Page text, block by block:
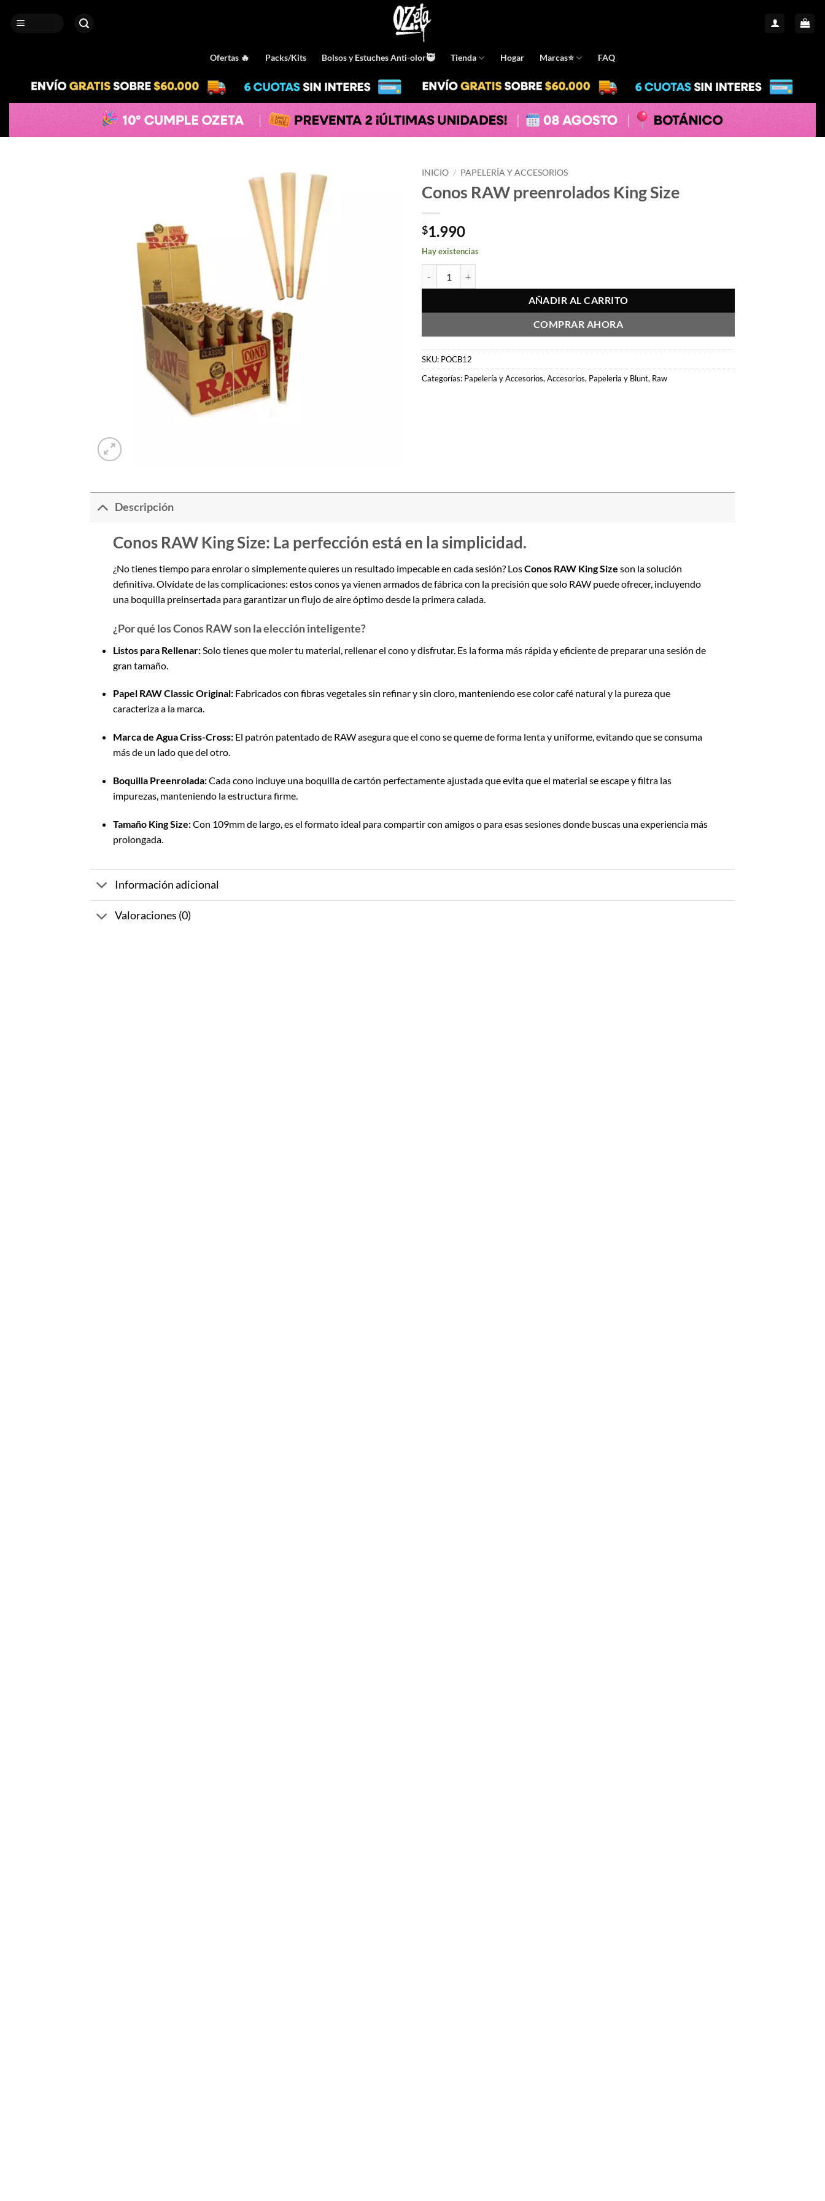
Ofertas 🔥 Packs/Kits Bolsos y Estuches Anti-olor🥷 Tienda Hogar Marcas⭐️ FAQ
INICIO / PAPELERÍA Y ACCESORIOS
Conos RAW preenrolados King Size
$1.990
Hay existencias
AÑADIR AL CARRITO
COMPRAR AHORA
SKU: POCB12
Categorías: Papelería y Accesorios, Accesorios, Papeleria y Blunt, Raw
Descripción
Conos RAW King Size: La perfección está en la simplicidad.
¿No tienes tiempo para enrolar o simplemente quieres un resultado impecable en cada sesión? LosConos RAW King Size son la solución
definitiva. Olvídate de las complicaciones: estos conos ya vienen armados de fábrica con la precisión que solo RAW puede ofrecer, incluyendo
una boquilla preinsertada para garantizar un flujo de aire óptimo desde la primera calada.
¿Por qué los Conos RAW son la elección inteligente?
Listos para Rellenar:Solo tienes que moler tu material, rellenar el cono y disfrutar. Es la forma más rápida y eficiente de preparar una sesión de
gran tamaño.
Papel RAW Classic Original:Fabricados con fibras vegetales sin refinar y sin cloro, manteniendo ese color café natural y la pureza que
caracteriza a la marca.
Marca de Agua Criss-Cross:El patrón patentado de RAW asegura que el cono se queme de forma lenta y uniforme, evitando que se consuma
más de un lado que del otro.
Boquilla Preenrolada:Cada cono incluye una boquilla de cartón perfectamente ajustada que evita que el material se escape y filtra las
impurezas, manteniendo la estructura firme.
Tamaño King Size:Con 109mm de largo, es el formato ideal para compartir con amigos o para esas sesiones donde buscas una experiencia más
prolongada.
Información adicional
Valoraciones (0)